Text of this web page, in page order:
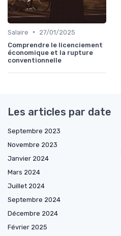
Salaire •
27/01/2025
Comprendre le licenciement
économique et la rupture
conventionnelle
Les articles par date
Septembre 2023
Novembre 2023
Janvier 2024
Mars 2024
Juillet 2024
Septembre 2024
Décembre 2024
Février 2025